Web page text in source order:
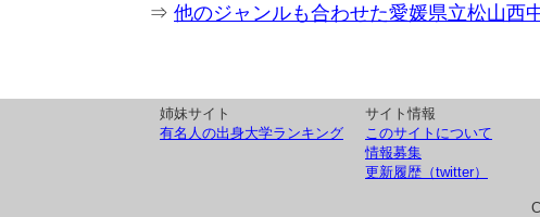
⇒ 他のジャンルも合わせた愛媛県立松山西
姉妹サイト
有名人の出身大学ランキング
サイト情報
このサイトについて
情報募集
更新履歴（twitter）